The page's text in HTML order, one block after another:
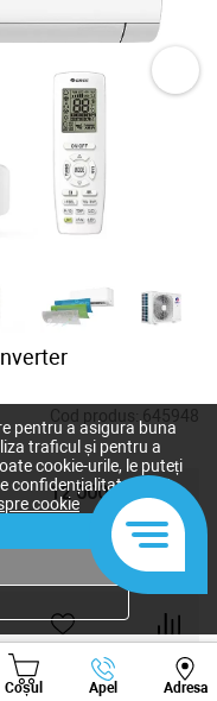
Cod produs: 645948
12 000
Coșul Apel Adresa
Viber Whatsapp
pentru a asigura buna
traficul și pentru a
cookie-urile, le puteți
confidențialitate după
cookie